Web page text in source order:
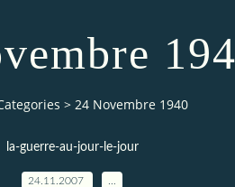
> 24 Novembre 1940
la-guerre-au-jour-le-jour
24.11.2007